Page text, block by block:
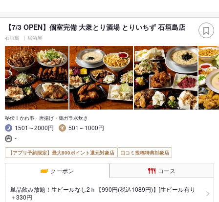
【7/3 OPEN】個室完備 大衆とり酒場 とりいちず 石垣島店
石垣島 居酒屋
秘伝！かわ串・唐揚げ・鶏ガラ水炊き
1501～2000円
501～1000円
-
【アプリ予約限定】最大800ポイント還元対象店 口コミ投稿特典対象店
クーポン コース
単品飲み放題！生ビールなし2ｈ【990円(税込1089円)】]生ビール有り
＋330円